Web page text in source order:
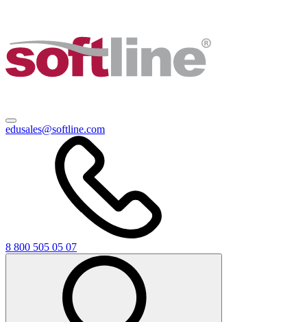
edusales@softline.com
8 800 505 05 07